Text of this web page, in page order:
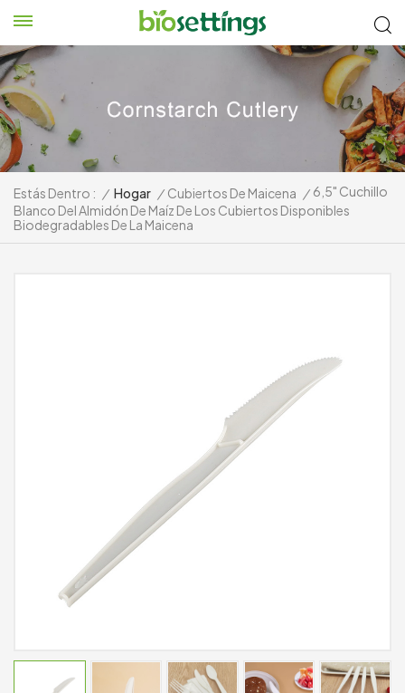
Estás Dentro : / Hogar / Cubiertos De Maicena / 6,5" Cuchillo
Blanco Del Almidón De Maíz De Los Cubiertos Disponibles
Biodegradables De La Maicena